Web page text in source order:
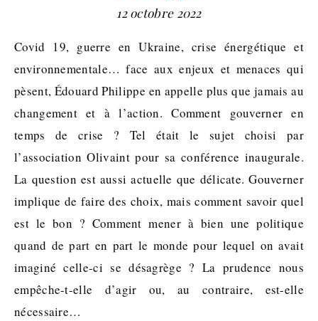
12 octobre 2022
Covid 19, guerre en Ukraine, crise énergétique et
environnementale… face aux enjeux et menaces qui
pèsent, Édouard Philippe en appelle plus que jamais au
changement et à l’action. Comment gouverner en
temps de crise ? Tel était le sujet choisi par
l’association Olivaint pour sa conférence inaugurale.
La question est aussi actuelle que délicate. Gouverner
implique de faire des choix, mais comment savoir quel
est le bon ? Comment mener à bien une politique
quand de part en part le monde pour lequel on avait
imaginé celle-ci se désagrège ? La prudence nous
empêche-t-elle d’agir ou, au contraire, est-elle
nécessaire…